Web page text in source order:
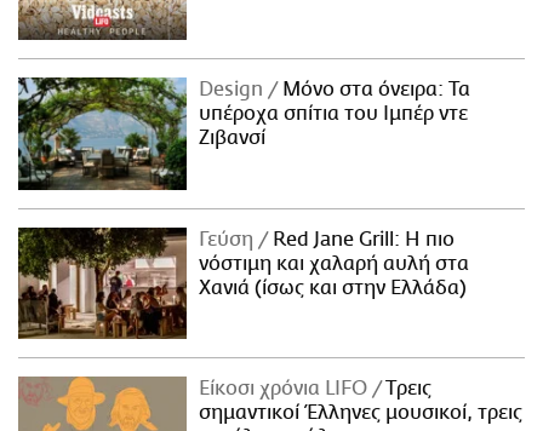
Design
Μόνο στα όνειρα: Τα
υπέροχα σπίτια του Ιμπέρ ντε
Ζιβανσί
Γεύση
Red Jane Grill: Η πιο
νόστιμη και χαλαρή αυλή στα
Χανιά (ίσως και στην Ελλάδα)
Είκοσι χρόνια LIFO
Tρεις
σημαντικοί Έλληνες μουσικοί, τρεις